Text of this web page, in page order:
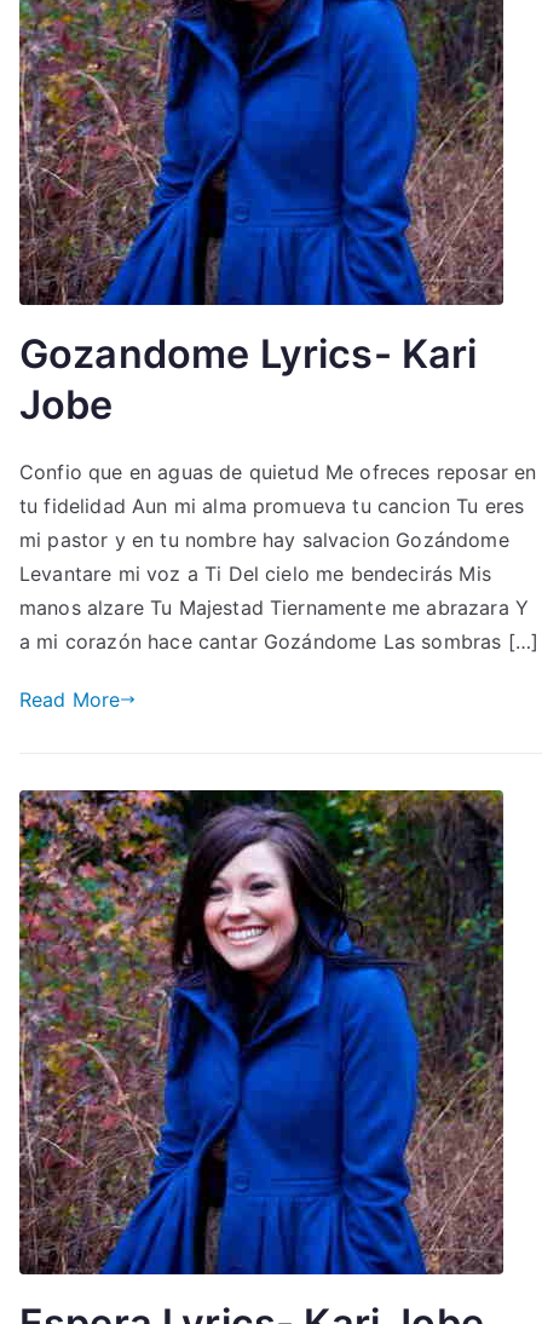
Gozandome Lyrics- Kari
Jobe
Confio que en aguas de quietud Me ofreces reposar en
tu fidelidad Aun mi alma promueva tu cancion Tu eres
mi pastor y en tu nombre hay salvacion Gozándome
Levantare mi voz a Ti Del cielo me bendecirás Mis
manos alzare Tu Majestad Tiernamente me abrazara Y
a mi corazón hace cantar Gozándome Las sombras […]
Read More